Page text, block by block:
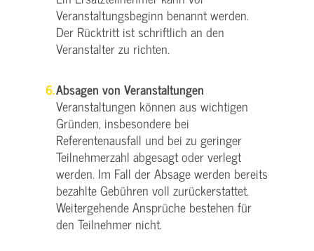
Veranstaltungsbeginn benannt werden.
Der Rücktritt ist schriftlich an den
Veranstalter zu richten.
Absagen von Veranstaltungen
Veranstaltungen können aus wichtigen
Gründen, insbesondere bei
Referentenausfall und bei zu geringer
Teilnehmerzahl abgesagt oder verlegt
werden. Im Fall der Absage werden bereits
bezahlte Gebühren voll zurückerstattet.
Weitergehende Ansprüche bestehen für
den Teilnehmer nicht.